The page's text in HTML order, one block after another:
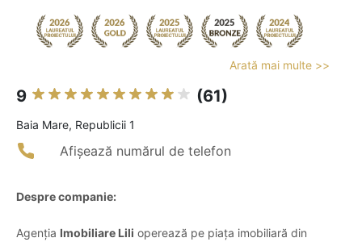
Arată mai multe >>
9 (61)
Baia Mare, Republicii 1
Afișează numărul de telefon
Despre companie:
Agenția Imobiliare Lili operează pe piața imobiliară din